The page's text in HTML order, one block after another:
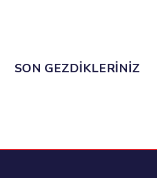
SON GEZDİKLERİNİZ